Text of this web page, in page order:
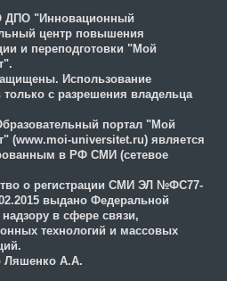
ДПО "Инновационный
центр повышения
и переподготовки "Мой
Использование
только с разрешения владельца
портал "Мой
(www.moi-universitet.ru) является
в РФ СМИ (сетевое
о регистрации СМИ ЭЛ №ФС77-
выдано Федеральной
в сфере связи,
технологий и массовых
Ляшенко А.А.